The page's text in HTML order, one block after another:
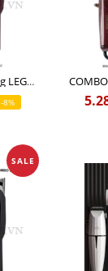
COMBO 2E USA l Tông LEGEND PRO LI + Tông MAGIC CLIP
-8%
SALE